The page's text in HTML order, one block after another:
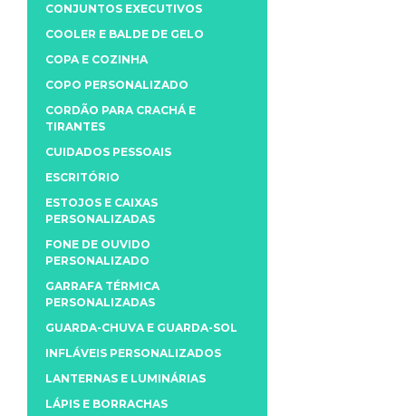
CONJUNTOS EXECUTIVOS
COOLER E BALDE DE GELO
COPA E COZINHA
COPO PERSONALIZADO
CORDÃO PARA CRACHÁ E
TIRANTES
CUIDADOS PESSOAIS
ESCRITÓRIO
ESTOJOS E CAIXAS
PERSONALIZADAS
FONE DE OUVIDO
PERSONALIZADO
GARRAFA TÉRMICA
PERSONALIZADAS
GUARDA-CHUVA E GUARDA-SOL
INFLÁVEIS PERSONALIZADOS
LANTERNAS E LUMINÁRIAS
LÁPIS E BORRACHAS